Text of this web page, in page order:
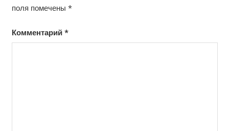
поля помечены *
Комментарий *